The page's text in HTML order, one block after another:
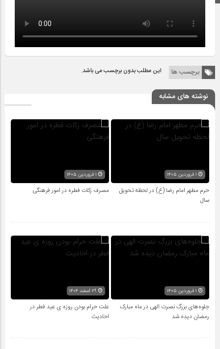
برچسب ها این مطلب بدون برچسب می باشد.
نوشته های مشابه
حرم مطهر امام رضا (ع) در لحظه تحویل
سال
مصرف زکات فطره در امور فرهنگی
جلوه‌های بزرگ نصرت الهی در ماه مبارک
رمضان دیده شد
علت حرام بودن روزه ی عید فطر در
احادیث